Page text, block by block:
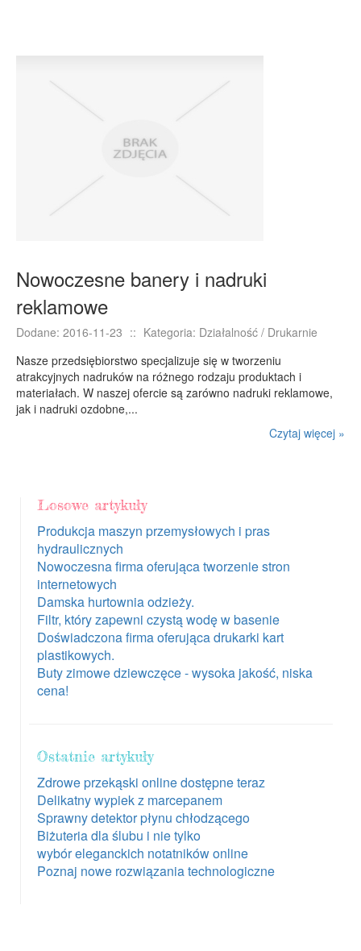
Nowoczesne banery i nadruki
reklamowe
Dodane: 2016-11-23 :: Kategoria: Działalność / Drukarnie
Nasze przedsiębiorstwo specjalizuje się w tworzeniu
atrakcyjnych nadruków na różnego rodzaju produktach i
materiałach. W naszej ofercie są zarówno nadruki reklamowe,
jak i nadruki ozdobne,...
Czytaj więcej »
Losowe artykuły
Produkcja maszyn przemysłowych i pras
hydraulicznych
Nowoczesna firma oferująca tworzenie stron
internetowych
Damska hurtownia odzieży.
Filtr, który zapewni czystą wodę w basenie
Doświadczona firma oferująca drukarki kart
plastikowych.
Buty zimowe dziewczęce - wysoka jakość, niska
cena!
Ostatnie artykuły
Zdrowe przekąski online dostępne teraz
Delikatny wypiek z marcepanem
Sprawny detektor płynu chłodzącego
Biżuteria dla ślubu i nie tylko
wybór eleganckich notatników online
Poznaj nowe rozwiązania technologiczne